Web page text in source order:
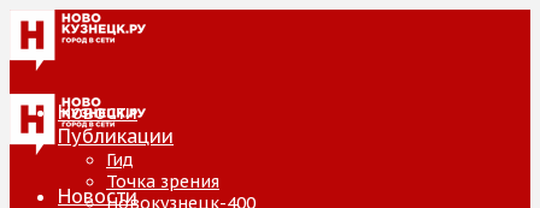
Новости
Публикации
Гид
Точка зрения
Новокузнецк-400
Новости